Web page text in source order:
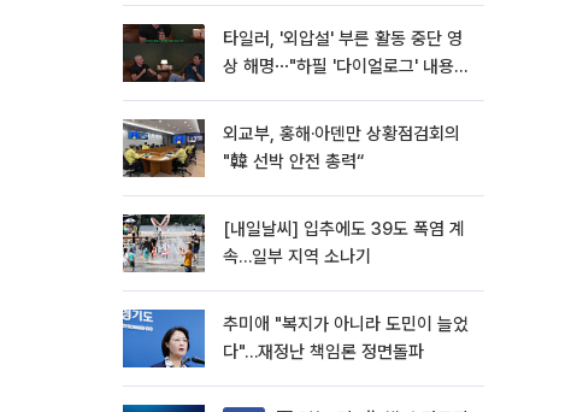
타일러, '외압설' 부른 활동 중단 영
상 해명⋯"하필 '다이얼로그' 내용이
외교부, 홍해·아덴만 상황점검회의
"韓 선박 안전 총력“
[내일날씨] 입추에도 39도 폭염 계
속…일부 지역 소나기
추미애 "복지가 아니라 도민이 늘었
다"…재정난 책임론 정면돌파